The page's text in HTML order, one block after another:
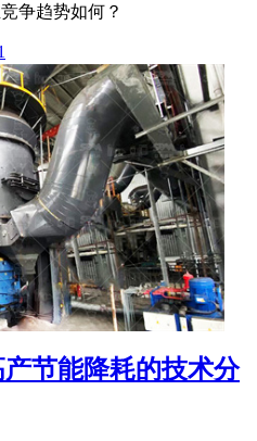
争趋势如何？
节能降耗的技术分